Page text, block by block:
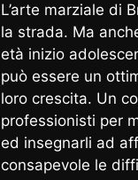
L’arte marziale di
la strada. Ma
età inizio
può essere un
loro crescita. Un
professionisti per
ed insegnarli ad
consapevole le